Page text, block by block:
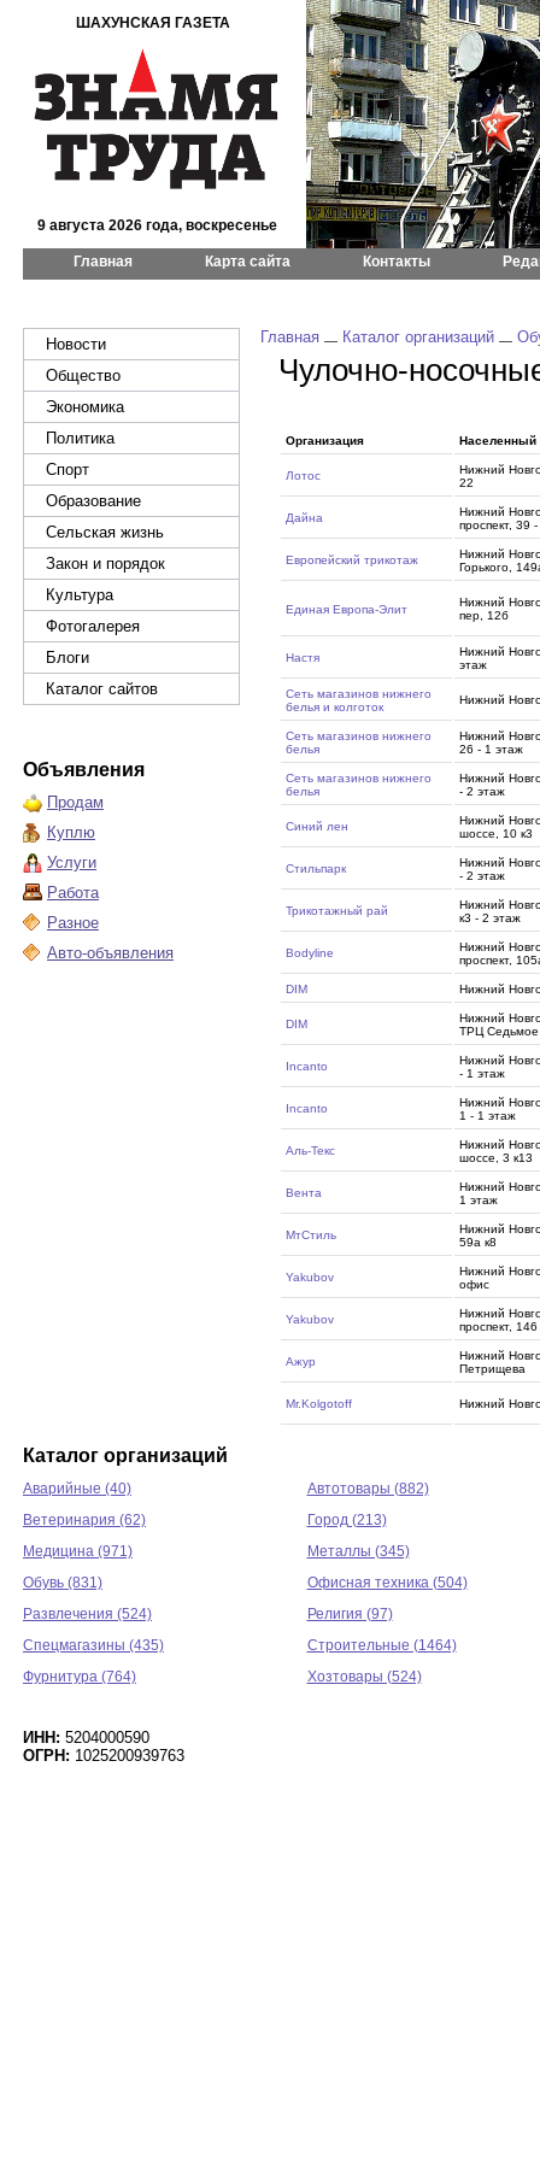
ШАХУНСКАЯ ГАЗЕТА
9 августа 2026 года, воскресенье
Главная Карта сайта Контакты
Новости
Общество
Экономика
Политика
Спорт
Образование
Сельская жизнь
Закон и порядок
Культура
Фотогалерея
Блоги
Каталог сайтов
Объявления
Продам
Куплю
Услуги
Работа
Разное
Авто-объявления
Главная Каталог организаций
Чулочно-
Организация Населенный
Лотос
Нижний
22
Дайна
Нижний
проспект, 39
Европейский трикотаж
Нижний
Горького,
Единая Европа-Элит
Нижний
пер, 12б
Настя
Нижний
этаж
Сеть магазинов нижнего
белья и колготок
Нижний
Сеть магазинов нижнего
белья
Нижний
26 - 1 этаж
Сеть магазинов нижнего
белья
Нижний
- 2 этаж
Синий лен
Нижний
шоссе, 10 к3
Стильпарк
Нижний
- 2 этаж
Трикотажный рай
Нижний
к3 - 2 этаж
Bodyline
Нижний
проспект,
DIM Нижний
DIM
Нижний
ТРЦ Седьмое
Incanto
Нижний
- 1 этаж
Incanto
Нижний
1 - 1 этаж
Аль-Текс
Нижний
шоссе, 3 к13
Вента
Нижний
1 этаж
МтСтиль
Нижний
59а к8
Yakubov
Нижний
офис
Yakubov
Нижний
проспект,
Ажур
Нижний
Петрищева
Mr.Kolgotoff Нижний
Каталог организаций
Аварийные (40)
Автотовары (882)
Ветеринария (62)
Город (213)
Медицина (971)
Металлы (345)
Обувь (831)
Офисная техника (504)
Развлечения (524)
Религия (97)
Спецмагазины (435)
Строительные (1464)
Фурнитура (764)
Хозтовары (524)
ИНН: 5204000590
ОГРН: 1025200939763